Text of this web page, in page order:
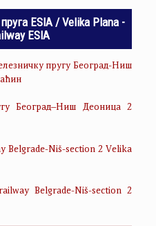
ESIA / Velika Plana -
ESIA
пругу Београд-Ниш
Београд–Ниш Деоница 2
Belgrade-Niš-section 2 Velika
Belgrade-Niš-section 2